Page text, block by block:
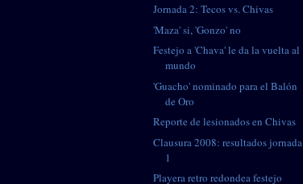
Jornada 2: Tecos vs. Chivas
'Maza' si, 'Gonzo' no
Festejo a 'Chava' le da la vuelta al
mundo
'Guacho' nominado para el Balón
de Oro
Reporte de lesionados en Chivas
Clausura 2008: resultados jornada
1
Playera retro redondea festejo